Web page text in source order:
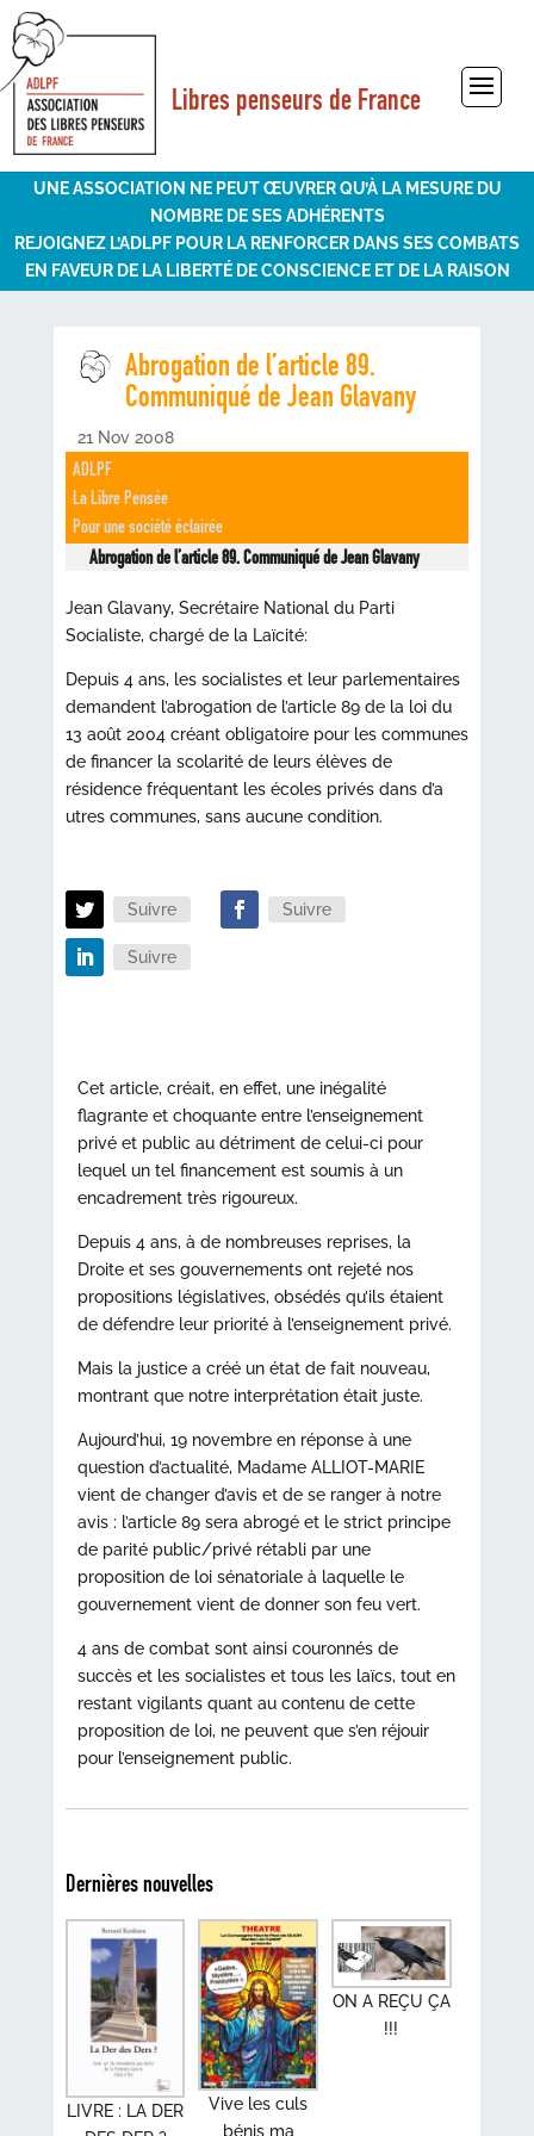
Libres penseurs de France
Sélectionner une page
UNE ASSOCIATION NE PEUT ŒUVRER QU’À LA MESURE DU
NOMBRE DE SES ADHÉRENTS
REJOIGNEZ L’ADLPF POUR LA RENFORCER DANS SES COMBATS
EN FAVEUR DE LA LIBERTÉ DE CONSCIENCE ET DE LA RAISON
Abrogation de l’article 89.
Communiqué de Jean Glavany
21 Nov 2008
ADLPF
La Libre Pensée
Pour une société éclairée
Abrogation de l’article 89. Communiqué de Jean Glavany
Jean Glavany, Secrétaire National du Parti
Socialiste, chargé de la Laïcité:
Depuis 4 ans, les socialistes et leur parlementaires
demandent l’abrogation de l’article 89 de la loi du
13 août 2004 créant obligatoire pour les communes
de financer la scolarité de leurs élèves de
résidence fréquentant les écoles privés dans d’a
utres communes, sans aucune condition.
Suivre Suivre
Suivre
Cet article, créait, en effet, une inégalité
flagrante et choquante entre l’enseignement
privé et public au détriment de celui-ci pour
lequel un tel financement est soumis à un
encadrement très rigoureux.
Depuis 4 ans, à de nombreuses reprises, la
Droite et ses gouvernements ont rejeté nos
propositions législatives, obsédés qu’ils étaient
de défendre leur priorité à l’enseignement privé.
Mais la justice a créé un état de fait nouveau,
montrant que notre interprétation était juste.
Aujourd’hui, 19 novembre en réponse à une
question d’actualité, Madame ALLIOT-MARIE
vient de changer d’avis et de se ranger à notre
avis : l’article 89 sera abrogé et le strict principe
de parité public/privé rétabli par une
proposition de loi sénatoriale à laquelle le
gouvernement vient de donner son feu vert.
4 ans de combat sont ainsi couronnés de
succès et les socialistes et tous les laïcs, tout en
restant vigilants quant au contenu de cette
proposition de loi, ne peuvent que s’en réjouir
pour l’enseignement public.
Dernières nouvelles
LIVRE : LA DER
Vive les culs
bénis ma
ON A REÇU ÇA
!!!